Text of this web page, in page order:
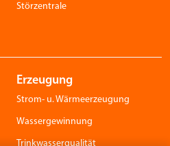
Störzentrale
Erzeugung
Strom- u. Wärmeerzeugung
Wassergewinnung
Trinkwasserqualität